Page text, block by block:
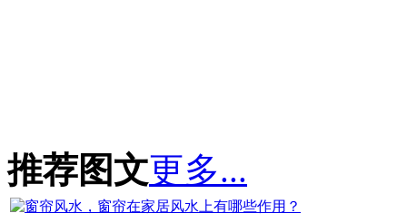
推荐图文更多...